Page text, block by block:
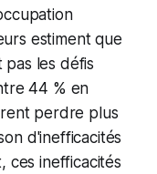
estiment que
les défis
44 % en
perdre plus
d'inefficacités
ces inefficacités